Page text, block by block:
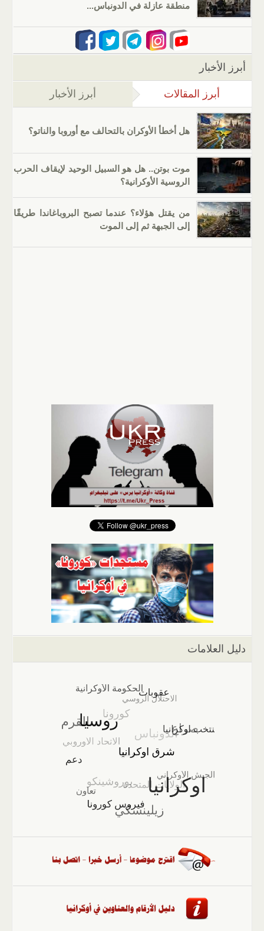
منطقة عازلة في الدونباس...
أبرز الأخبار
أبرز المقالات (علامة التبويب النشطة)
أبرز الأخبار
هل أخطأ الأوكران بالتحالف مع أوروبا والناتو؟
موت بوتن.. هل هو السبيل الوحيد لإيقاف الحرب
الروسية الأوكرانية؟
من يقتل هؤلاء؟ عندما تصبح البروباغاندا طريقًا
إلى الجبهة ثم إلى الموت
دليل العلامات